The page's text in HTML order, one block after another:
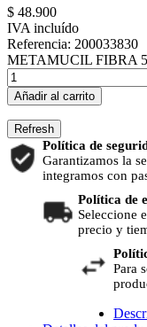
$ 48.900
IVA incluído
Referencia: 200033830
METAMUCIL FIBRA
Añadir al carrito
Política de
Garantizamos la
integramos con
Política de
Seleccione
precio y
Para